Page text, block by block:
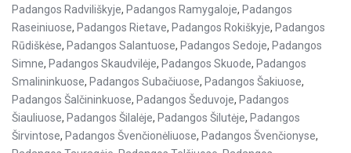
Padangos Radviliškyje, Padangos Ramygaloje, Padangos
Raseiniuose, Padangos Rietave, Padangos Rokiškyje, Padangos
Rūdiškėse, Padangos Salantuose, Padangos Sedoje, Padangos
Simne, Padangos Skaudvilėje, Padangos Skuode, Padangos
Smalininkuose, Padangos Subačiuose, Padangos Šakiuose,
Padangos Šalčininkuose, Padangos Šeduvoje, Padangos
Šiauliuose, Padangos Šilalėje, Padangos Šilutėje, Padangos
Širvintose, Padangos Švenčionėliuose, Padangos Švenčionyse,